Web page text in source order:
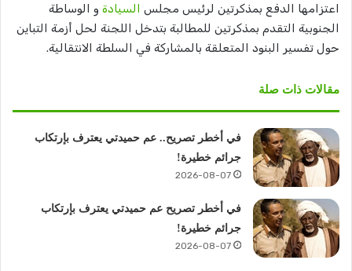
اعتزامها الدفع بمذكرتين لرئيس مجلس السيادة و الوساطة
الجنوبية التقدم بمذكرتين للمطالبة بتدخل اللجنة لحل أزمة التباين
حول تفسير البنود المتعلقة بالمشاركة في السلطة الانتقالية.
مقالات ذات صلة
في أخطر تصريح.. عم حميدتي يعترف بإرتكاب
جرائم خطيرة!
2026-08-07
في أخطر تصريح عم حميدتي يعترف بإرتكاب
جرائم خطيرة!
2026-08-07